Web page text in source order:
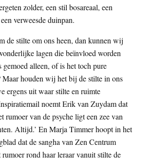
zolder, een stil bosareaal, een
verweesde duinpan.
de stilte om ons heen, dan kunnen wij
lagen die beïnvloed worden
gemoed alleen, of is het toch pure
Maar houden wij het bij de stilte in ons
ergens uit waar stilte en ruimte
noemt Erik van Zuydam dat
rumoer van de psyche ligt een zee van
Altijd.’ En Marja Timmer hoopt in het
dat de sangha van Zen Centrum
rond haar leraar vanuit stilte de